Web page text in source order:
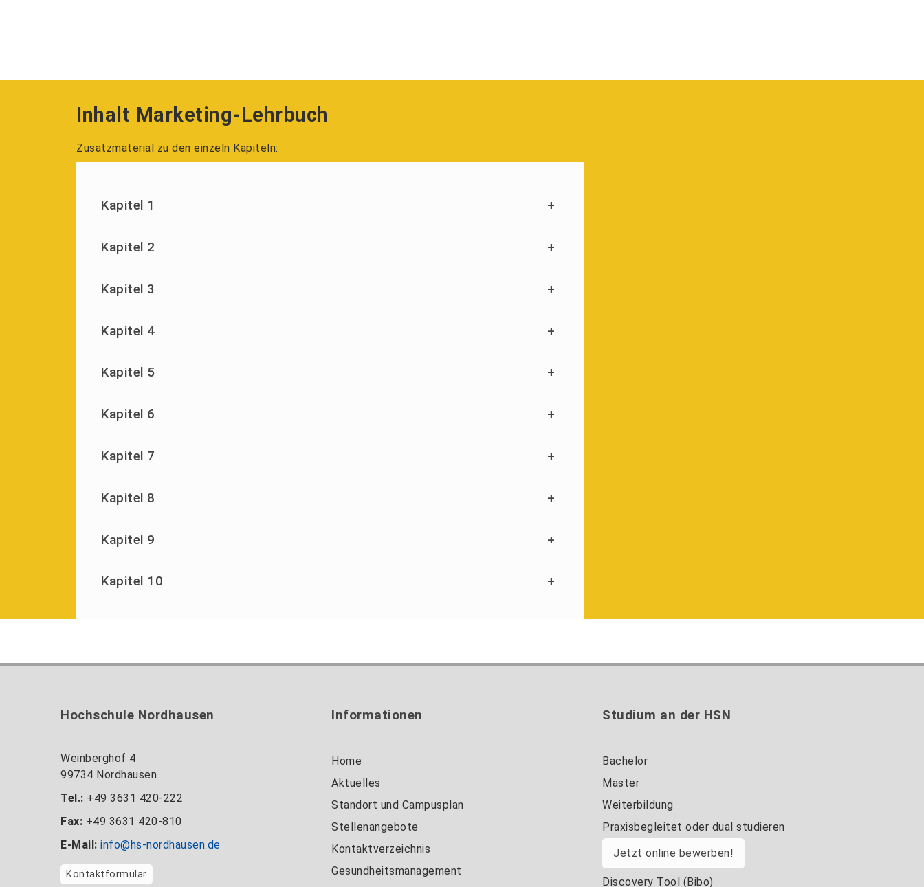
Inhalt Marketing-Lehrbuch
Zusatzmaterial zu den einzeln Kapiteln:
Kapitel 1 +
Kapitel 2 +
Kapitel 3 +
Kapitel 4 +
Kapitel 5 +
Kapitel 6 +
Kapitel 7 +
Kapitel 8 +
Kapitel 9 +
Kapitel 10 +
Hochschule Nordhausen
Weinberghof 4
99734 Nordhausen
Tel.: +49 3631 420-222
Fax: +49 3631 420-810
E-Mail: info@hs-nordhausen.de
Kontaktformular
Informationen
Home
Aktuelles
Standort und Campusplan
Stellenangebote
Kontaktverzeichnis
Gesundheitsmanagement
Studium an der HSN
Bachelor
Master
Weiterbildung
Praxisbegleitet oder dual studieren
Jetzt online bewerben!
Discovery Tool (Bibo)